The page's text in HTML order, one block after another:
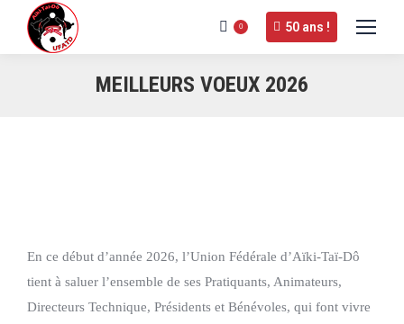
0 50 ans !
MEILLEURS VOEUX 2026
En ce début d’année 2026, l’Union Fédérale d’Aïki-Taï-Dô
tient à saluer l’ensemble de ses Pratiquants, Animateurs,
Directeurs Technique, Présidents et Bénévoles, qui font vivre